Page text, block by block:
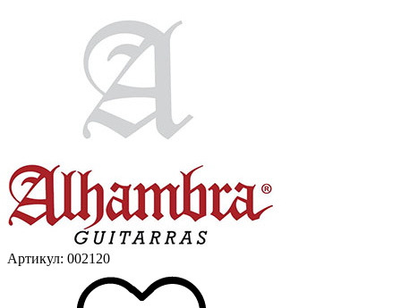
Артикул: 002120